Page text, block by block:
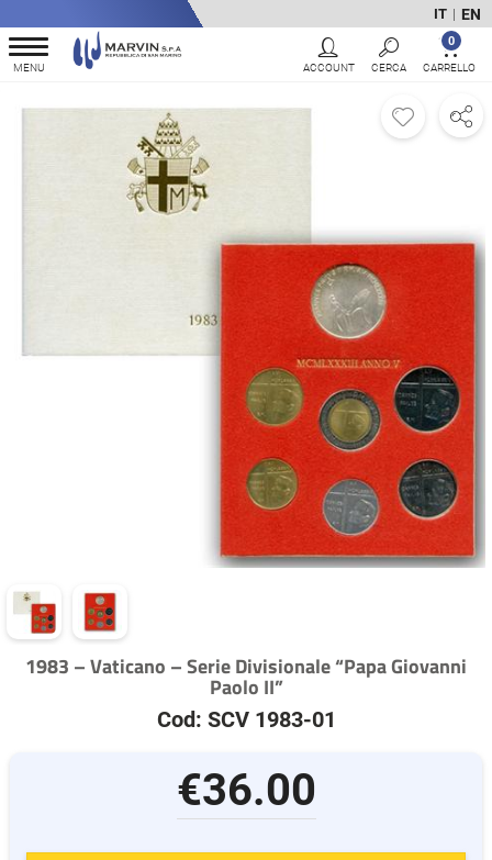
IT | EN
0
1983 – Vaticano – Serie Divisionale “Papa Giovanni
Paolo II”
Cod: SCV 1983-01
€36.00